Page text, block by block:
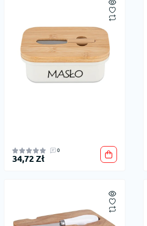
0
34,72 Zł